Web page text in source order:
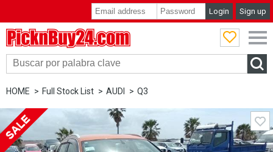
Login Sign up
HOME Full Stock List AUDI Q3